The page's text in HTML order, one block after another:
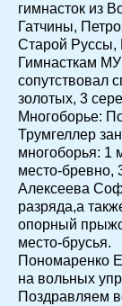
гимнасток из
Гатчины,
Старой Руссы,
Гимнасткам
сопутствовал
золотых, 3
Многоборье:
Трумгеллер
многоборья: 1
место-бревно,
Алексеева
разряда,а
опорный
место-брусья.
Пономаренко
на вольных
Поздравляем